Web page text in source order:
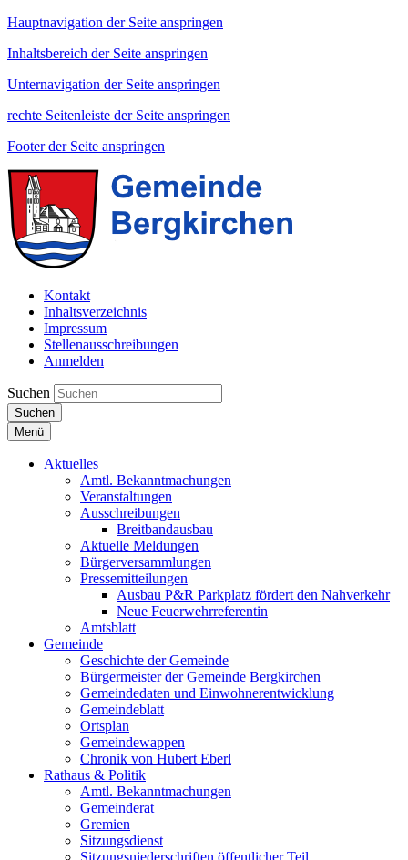
Hauptnavigation der Seite anspringen
Inhaltsbereich der Seite anspringen
Unternavigation der Seite anspringen
rechte Seitenleiste der Seite anspringen
Footer der Seite anspringen
Kontakt
Inhaltsverzeichnis
Impressum
Stellenausschreibungen
Anmelden
Suchen
Suchen
Menü
Aktuelles
Amtl. Bekanntmachungen
Veranstaltungen
Ausschreibungen
Breitbandausbau
Aktuelle Meldungen
Bürgerversammlungen
Pressemitteilungen
Ausbau P&R Parkplatz fördert den Nahverkehr
Neue Feuerwehrreferentin
Amtsblatt
Gemeinde
Geschichte der Gemeinde
Bürgermeister der Gemeinde Bergkirchen
Gemeindedaten und Einwohnerentwicklung
Gemeindeblatt
Ortsplan
Gemeindewappen
Chronik von Hubert Eberl
Rathaus & Politik
Amtl. Bekanntmachungen
Gemeinderat
Gremien
Sitzungsdienst
Sitzungsniederschriften öffentlicher Teil